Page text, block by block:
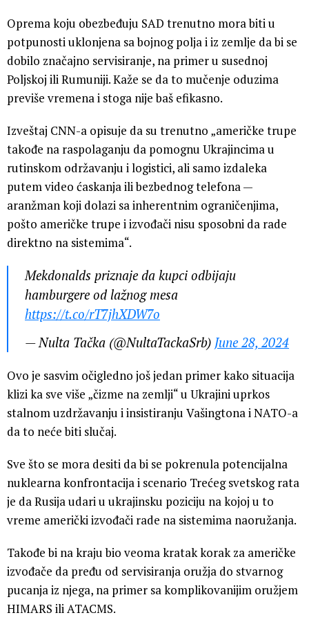
Oprema koju obezbeđuju SAD trenutno mora biti u
potpunosti uklonjena sa bojnog polja i iz zemlje da bi se
dobilo značajno servisiranje, na primer u susednoj
Poljskoj ili Rumuniji. Kaže se da to mučenje oduzima
previše vremena i stoga nije baš efikasno.
Izveštaj CNN-a opisuje da su trenutno „američke trupe
takođe na raspolaganju da pomognu Ukrajincima u
rutinskom održavanju i logistici, ali samo izdaleka
putem video ćaskanja ili bezbednog telefona —
aranžman koji dolazi sa inherentnim ograničenjima,
pošto američke trupe i izvođači nisu sposobni da rade
direktno na sistemima“.
Mekdonalds priznaje da kupci odbijaju
hamburgere od lažnog mesa
https://t.co/rT7jhXDW7o
— Nulta Tačka (@NultaTackaSrb) June 28, 2024
Ovo je sasvim očigledno još jedan primer kako situacija
klizi ka sve više „čizme na zemlji“ u Ukrajini uprkos
stalnom uzdržavanju i insistiranju Vašingtona i NATO-a
da to neće biti slučaj.
Sve što se mora desiti da bi se pokrenula potencijalna
nuklearna konfrontacija i scenario Trećeg svetskog rata
je da Rusija udari u ukrajinsku poziciju na kojoj u to
vreme američki izvođači rade na sistemima naoružanja.
Takođe bi na kraju bio veoma kratak korak za američke
izvođače da pređu od servisiranja oružja do stvarnog
pucanja iz njega, na primer sa komplikovanijim oružjem
HIMARS ili ATACMS.